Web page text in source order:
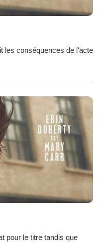
les conséquences de l'acte
pour le titre tandis que